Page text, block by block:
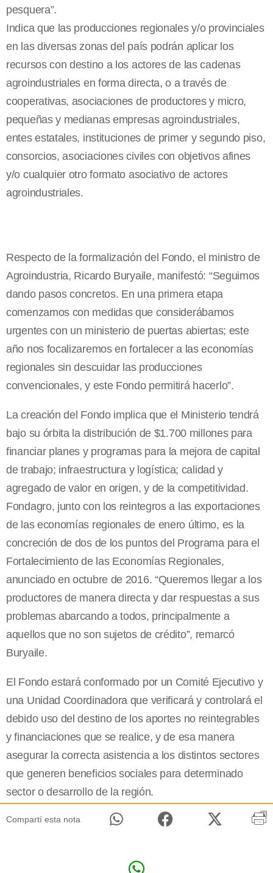
pesquera”.
Indica que las producciones regionales y/o provinciales
en las diversas zonas del país podrán aplicar los
recursos con destino a los actores de las cadenas
agroindustriales en forma directa, o a través de
cooperativas, asociaciones de productores y micro,
pequeñas y medianas empresas agroindustriales,
entes estatales, instituciones de primer y segundo piso,
consorcios, asociaciones civiles con objetivos afines
y/o cualquier otro formato asociativo de actores
agroindustriales.
Respecto de la formalización del Fondo, el ministro de
Agroindustria, Ricardo Buryaile, manifestó: “Seguimos
dando pasos concretos. En una primera etapa
comenzamos con medidas que considerábamos
urgentes con un ministerio de puertas abiertas; este
año nos focalizaremos en fortalecer a las economías
regionales sin descuidar las producciones
convencionales, y este Fondo permitirá hacerlo”.
La creación del Fondo implica que el Ministerio tendrá
bajo su órbita la distribución de $1.700 millones para
financiar planes y programas para la mejora de capital
de trabajo; infraestructura y logística; calidad y
agregado de valor en origen, y de la competitividad.
Fondagro, junto con los reintegros a las exportaciones
de las economías regionales de enero último, es la
concreción de dos de los puntos del Programa para el
Fortalecimiento de las Economías Regionales,
anunciado en octubre de 2016. “Queremos llegar a los
productores de manera directa y dar respuestas a sus
problemas abarcando a todos, principalmente a
aquellos que no son sujetos de crédito”, remarcó
Buryaile.
El Fondo estará conformado por un Comité Ejecutivo y
una Unidad Coordinadora que verificará y controlará el
debido uso del destino de los aportes no reintegrables
y financiaciones que se realice, y de esa manera
asegurar la correcta asistencia a los distintos sectores
que generen beneficios sociales para determinado
sector o desarrollo de la región.
Compartí esta nota